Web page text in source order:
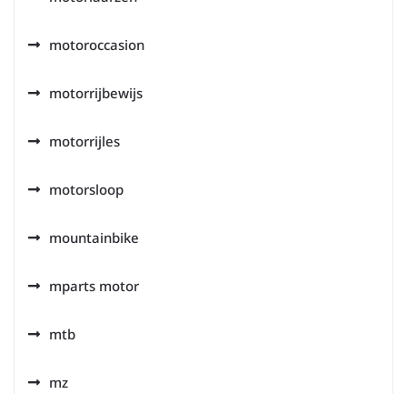
motoroccasion
motorrijbewijs
motorrijles
motorsloop
mountainbike
mparts motor
mtb
mz